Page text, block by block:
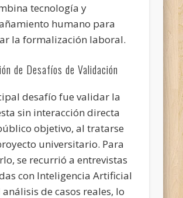
tecnología y
humano para
la formalización laboral.
de Desafíos de Validación
desafío fue validar la
sin interacción directa
objetivo, al tratarse
universitario. Para
se recurrió a entrevistas
con Inteligencia Artificial
análisis de casos reales, lo